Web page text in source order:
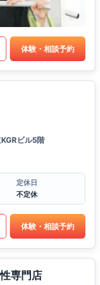
体験・相談予約
ビル5階
定休日
不定休
体験・相談予約
専門店